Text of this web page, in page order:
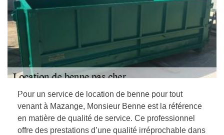
Pour un service de location de benne pour tout
venant à Mazange, Monsieur Benne est la référence
en matière de qualité de service. Ce professionnel
offre des prestations d’une qualité irréprochable dans